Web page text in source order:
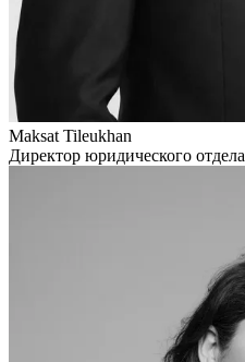
Maksat Tileukhan
Директор юридического отдела